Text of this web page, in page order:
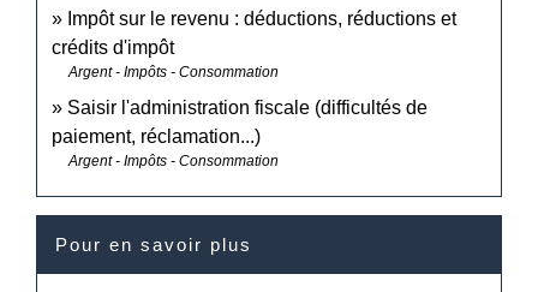
Impôt sur le revenu : déductions, réductions et
crédits d'impôt
Argent - Impôts - Consommation
Saisir l'administration fiscale (difficultés de
paiement, réclamation...)
Argent - Impôts - Consommation
Pour en savoir plus